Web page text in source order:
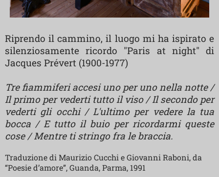
Riprendo il cammino, il luogo mi ha ispirato e
silenziosamente ricordo "Paris at night" di
Jacques Prévert (1900-1977)
Tre fiammiferi accesi uno per uno nella notte /
Il primo per vederti tutto il viso / Il secondo per
vederti gli occhi / L'ultimo per vedere la tua
bocca / E tutto il buio per ricordarmi queste
cose / Mentre ti stringo fra le braccia.
Traduzione di Maurizio Cucchi e Giovanni Raboni, da
“Poesie d’amore”, Guanda, Parma, 1991